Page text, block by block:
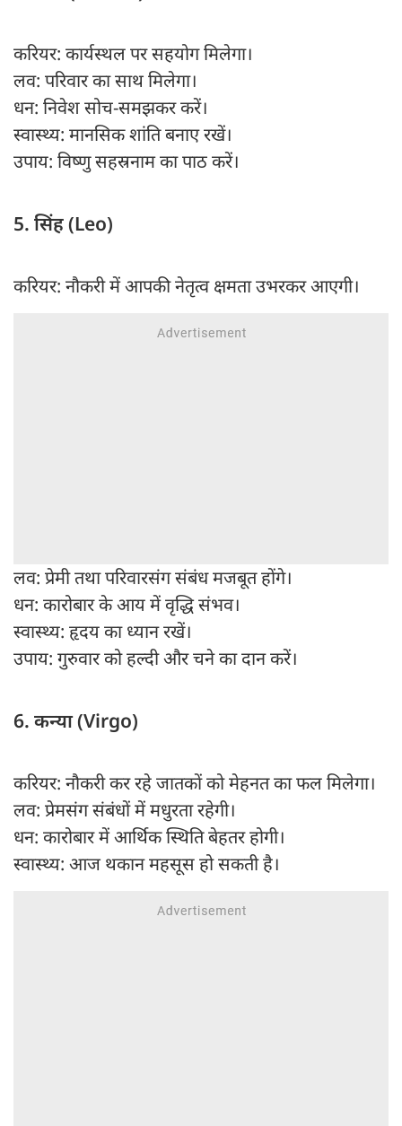
करियर: कार्यस्थल पर सहयोग मिलेगा।
लव: परिवार का साथ मिलेगा।
धन: निवेश सोच-समझकर करें।
स्वास्थ्य: मानसिक शांति बनाए रखें।
उपाय: विष्णु सहस्रनाम का पाठ करें।
5. सिंह (Leo)
करियर: नौकरी में आपकी नेतृत्व क्षमता उभरकर आएगी।
लव: प्रेमी तथा परिवारसंग संबंध मजबूत होंगे।
धन: कारोबार के आय में वृद्धि संभव।
स्वास्थ्य: हृदय का ध्यान रखें।
उपाय: गुरुवार को हल्दी और चने का दान करें।
6. कन्या (Virgo)
करियर: नौकरी कर रहे जातकों को मेहनत का फल मिलेगा।
लव: प्रेमसंग संबंधों में मधुरता रहेगी।
धन: कारोबार में आर्थिक स्थिति बेहतर होगी।
स्वास्थ्य: आज थकान महसूस हो सकती है।